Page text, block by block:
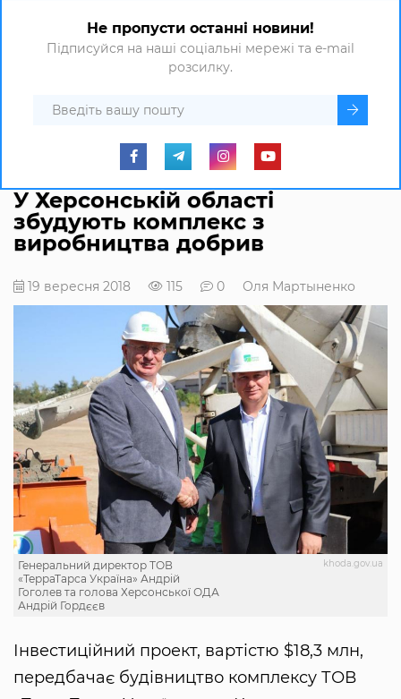
Не пропусти останні новини!
Підписуйся на наші соціальні мережі та e-mail
розсилку.
У Херсонській області
збудують комплекс з
виробництва добрив
19 вересня 2018 115 0 Оля Мартыненко
khoda.gov.ua
Генеральний директор ТОВ
«ТерраТарса Україна» Андрій
Гоголев та голова Херсонської ОДА
Андрій Гордєєв
Інвестиційний проект, вартістю $18,3 млн,
передбачає будівництво комплексу ТОВ